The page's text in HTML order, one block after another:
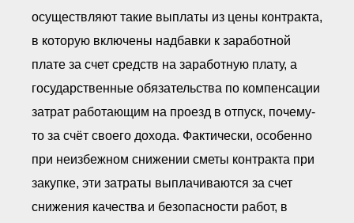
осуществляют такие выплаты из цены контракта,
в которую включены надбавки к заработной
плате за счет средств на заработную плату, а
государственные обязательства по компенсации
затрат работающим на проезд в отпуск, почему-
то за счёт своего дохода. Фактически, особенно
при неизбежном снижении сметы контракта при
закупке, эти затраты выплачиваются за счет
снижения качества и безопасности работ, в